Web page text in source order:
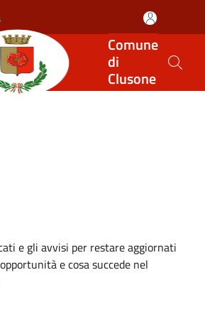
Comune
di
Clusone
e gli avvisi per restare aggiornati
e cosa succede nel